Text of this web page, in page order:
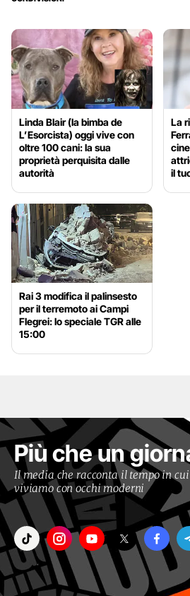
Linda Blair (la bimba de
L’Esorcista) oggi vive con
oltre 100 cani: la sua
proprietà perquisita dalle
autorità
La
il
Rai 3 modifica il palinsesto
per il terremoto ai Campi
Flegrei: lo speciale TGR alle
15:00
Più che un
Il media che racconta il tempo in cui
viviamo con occhi moderni